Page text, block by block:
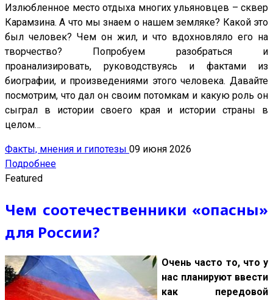
Излюбленное место отдыха многих ульяновцев – сквер
Карамзина. А что мы знаем о нашем земляке? Какой это
был человек? Чем он жил, и что вдохновляло его на
творчество? Попробуем разобраться и
проанализировать, руководствуясь и фактами из
биографии, и произведениями этого человека. Давайте
посмотрим, что дал он своим потомкам и какую роль он
сыграл в истории своего края и истории страны в
целом…
Факты, мнения и гипотезы 09 июня 2026
Подробнее
Featured
Чем соотечественники «опасны»
для России?
Очень часто то, что у
нас планируют ввести
как передовой